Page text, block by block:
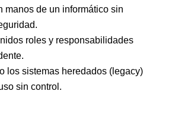
manos de un informático sin
roles y responsabilidades
los sistemas heredados (legacy)
sin control.